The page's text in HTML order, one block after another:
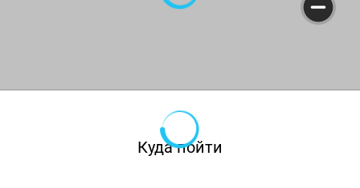
Куда пойти